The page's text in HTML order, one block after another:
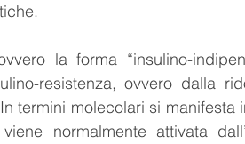
la forma “insulino-
resistenza, ovvero dalla
termini molecolari si manifesta
normalmente attivata